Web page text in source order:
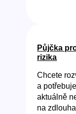
Půjčka
rizika
Chcete
a
aktuálně
na